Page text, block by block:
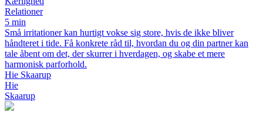
Relationer
5 min
Små irritationer kan hurtigt vokse sig store, hvis de ikke bliver
håndteret i tide. Få konkrete råd til, hvordan du og din partner kan
tale åbent om det, der skurrer i hverdagen, og skabe et mere
harmonisk parforhold.
Hie Skaarup
Hie
Skaarup